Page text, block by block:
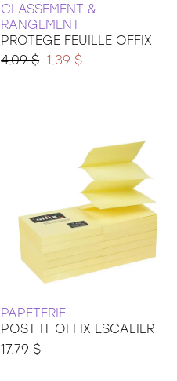
CLASSEMENT &
RANGEMENT
PROTEGE FEUILLE OFFIX
4.09 $ 1.39 $
PAPETERIE
POST IT OFFIX ESCALIER
17.79 $